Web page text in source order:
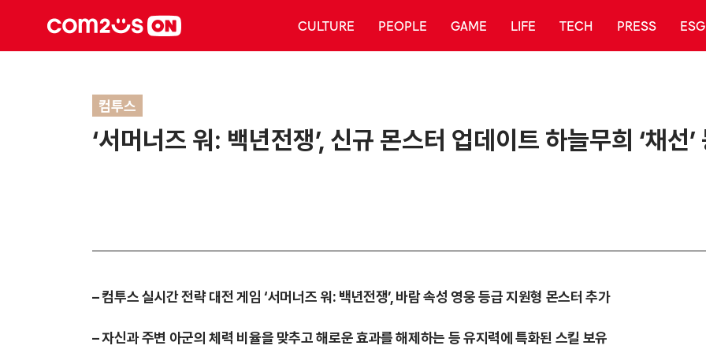
CULTURE PEOPLE GAME LIFE TECH PRESS ESG
컴투스
‘서머너즈 워: 백년전쟁’, 신규 몬스터 업데이트 하늘무희 ‘채선’
– 컴투스 실시간 전략 대전 게임 ‘서머너즈 워: 백년전쟁’, 바람 속성 영웅 등급 지원형 몬스터 추가
– 자신과 주변 아군의 체력 비율을 맞추고 해로운 효과를 해제하는 등 유지력에 특화된 스킬 보유